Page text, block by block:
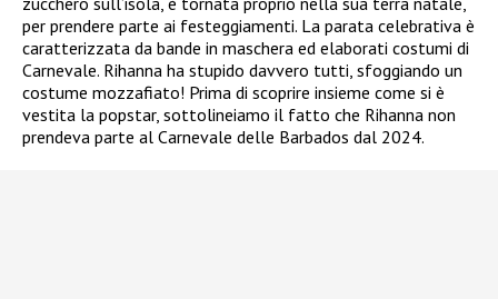
per prendere parte ai festeggiamenti. La parata celebrativa è
caratterizzata da bande in maschera ed elaborati costumi di
Carnevale. Rihanna ha stupido davvero tutti, sfoggiando un
costume mozzafiato! Prima di scoprire insieme come si è
vestita la popstar, sottolineiamo il fatto che Rihanna non
prendeva parte al Carnevale delle Barbados dal 2024.